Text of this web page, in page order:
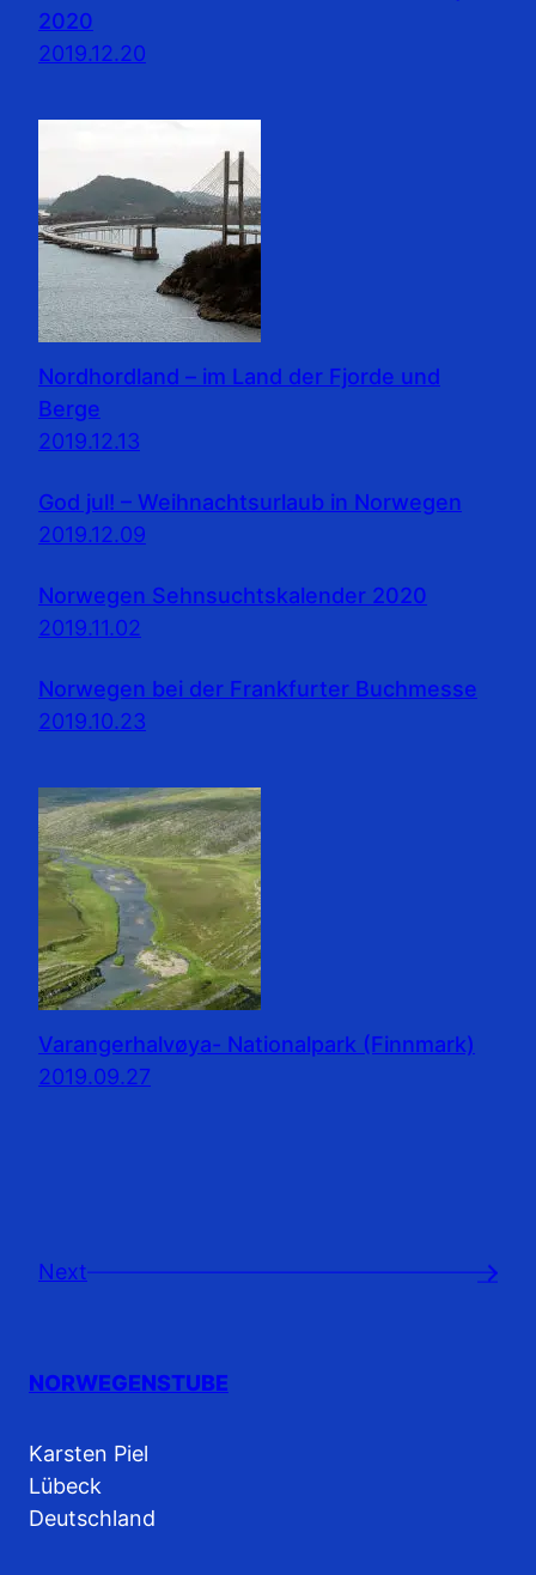
2020
2019.12.20
Nordhordland – im Land der Fjorde und
Berge
2019.12.13
God jul! – Weihnachtsurlaub in Norwegen
2019.12.09
Norwegen Sehnsuchtskalender 2020
2019.11.02
Norwegen bei der Frankfurter Buchmesse
2019.10.23
Varangerhalvøya- Nationalpark (Finnmark)
2019.09.27
Next →
NORWEGENSTUBE
Karsten Piel
Lübeck
Deutschland